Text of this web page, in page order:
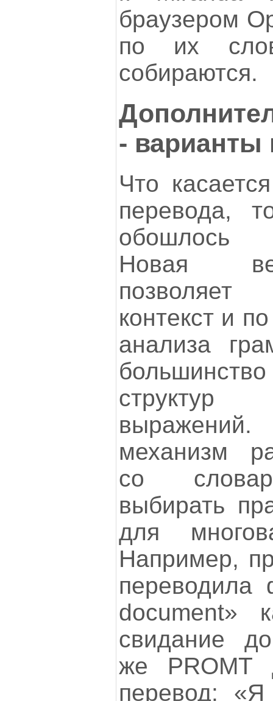
браузером
по их
собираются.
- варианты
Что
перевода,
обошлось
Новая
позволяет
контекст и
анализа
структур
механизм
со
выбирать
для
Например,
document»
свидание
же PROMT
перевод: «Я